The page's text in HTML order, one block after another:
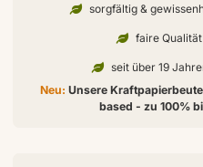
sorgfältig &
faire
seit über 19
Neu: Unsere
based - zu 100%